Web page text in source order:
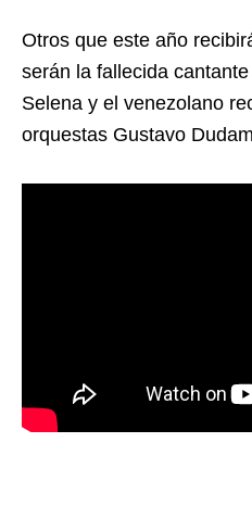
Otros que este año
serán la fallecida
Selena y el venezolano
orquestas Gustavo